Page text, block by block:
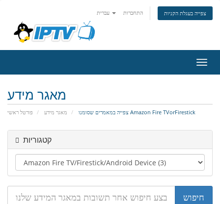
התחברות צפייה בעגלת הקניות
ניווט
מאגר מידע
פורטל ראשי מאגר מידע צפייה במאמרים שסומנו Amazon Fire TVorFirestick
קטגוריות